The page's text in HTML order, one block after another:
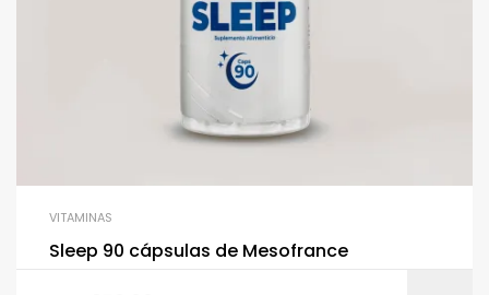
VITAMINAS
Sleep 90 cápsulas de Mesofrance